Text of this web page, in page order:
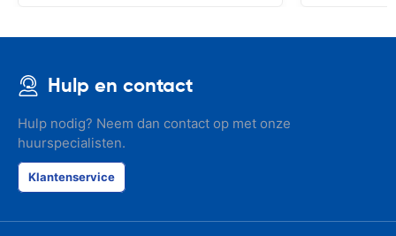
Hulp en contact
Hulp nodig? Neem dan contact op met onze
huurspecialisten.
Klantenservice